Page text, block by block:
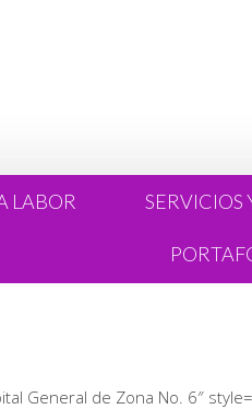
LABOR SERVICIOS
General de Zona No. 6″